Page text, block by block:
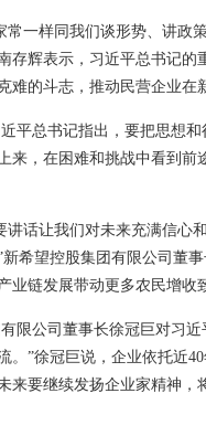
常一样同我们谈形势、讲政
存辉表示，习近平总书记
难的斗志，推动民营企业在
平总书记指出，要把思想
来，在困难和挑战中看到
讲话让我们对未来充满信心
希望控股集团有限公司董
业链发展带动更多农民增收
限公司董事长徐冠巨对习
。”徐冠巨说，企业依托近
来要继续发扬企业家精神